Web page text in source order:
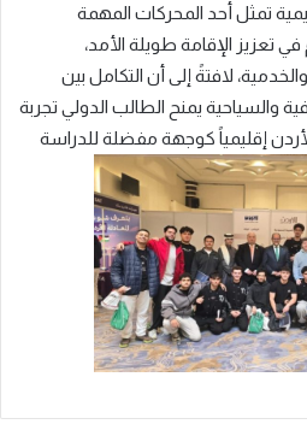
تمثل أحد المحركات المهمة
تعزيز الإقامة طويلة الأمد،
لافتةً إلى أن التكامل بين
والسياحية يمنح الطالب الدولي تجربة
إقليمياً كوجهة مفضلة للدراسة